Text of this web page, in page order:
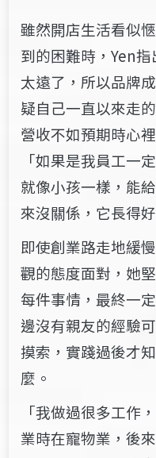
雖然開店生活看似
到的困難時，Yen
太遠了，所以品牌
疑自己一直以來走
營收不如預期時心
「如果是我員工一
就像小孩一樣，能
來沒關係，它長得好
即使創業路走地緩
觀的態度面對，她
每件事情，最終一
邊沒有親友的經驗
摸索，實踐過後才
麼。
「我做過很多工作
業時在寵物業，後